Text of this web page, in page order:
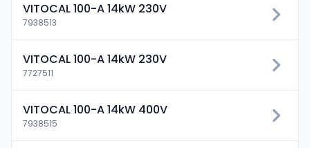
VITOCAL 100-A 14kW 230V
7938513
VITOCAL 100-A 14kW 230V
7727511
VITOCAL 100-A 14kW 400V
7938515